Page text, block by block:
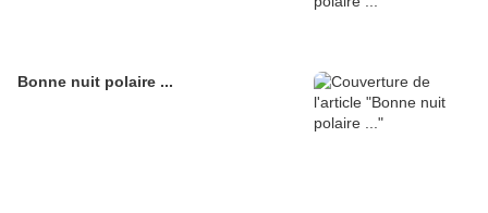
Bonne nuit polaire ...